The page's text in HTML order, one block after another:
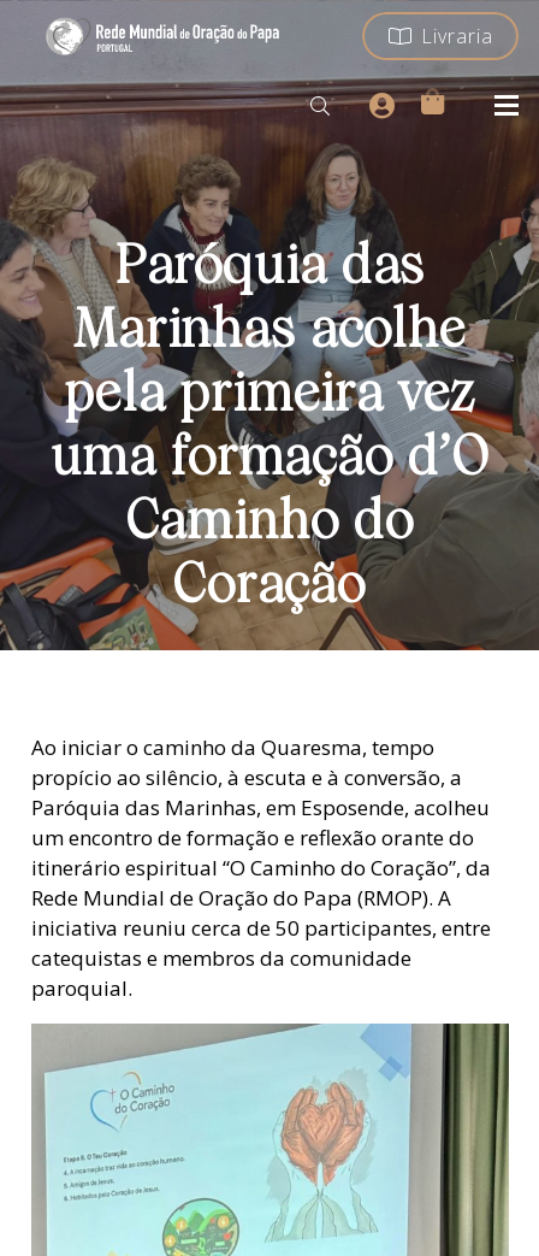
Livraria
Paróquia das
Marinhas acolhe
pela primeira vez
uma formação d’O
Caminho do
Coração
Ao iniciar o caminho da Quaresma, tempo
propício ao silêncio, à escuta e à conversão, a
Paróquia das Marinhas, em Esposende, acolheu
um encontro de formação e reflexão orante do
itinerário espiritual “O Caminho do Coração”, da
Rede Mundial de Oração do Papa (RMOP). A
iniciativa reuniu cerca de 50 participantes, entre
catequistas e membros da comunidade
paroquial.